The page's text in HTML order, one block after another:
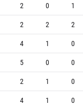
2 0
1
2 2
2
4 1
0
5 0
0
2 1
0
4 1
0